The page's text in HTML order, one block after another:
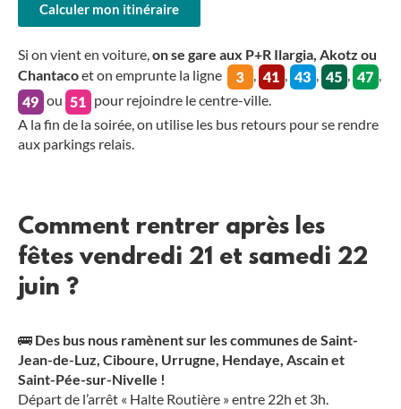
Calculer mon itinéraire
Si on vient en voiture,on se gare aux P+R Ilargia, Akotz ou
Chantacoet on emprunte la ligne , , , ,
,
ou
pour rejoindre le centre-ville.
A la fin de la soirée, on utilise les bus retours pour se rendre
aux parkings relais.
Comment rentrer après les
fêtes vendredi 21 et samedi 22
juin ?
🚌 Des bus nous ramènent sur les communes de Saint-
Jean-de-Luz, Ciboure, Urrugne, Hendaye, Ascain et
Saint-Pée-sur-Nivelle !
Départ de l’arrêt « Halte Routière » entre 22h et 3h.